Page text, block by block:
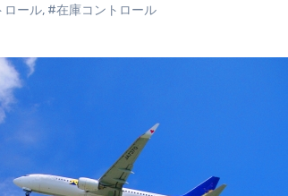
ロール, #在庫コントロール